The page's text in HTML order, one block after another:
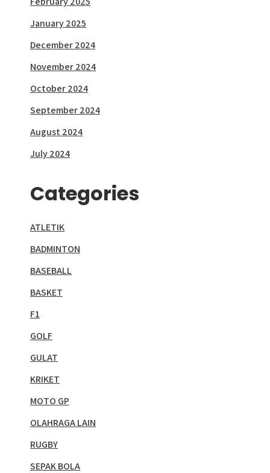
January 2025
December 2024
November 2024
October 2024
September 2024
August 2024
July 2024
Categories
ATLETIK
BADMINTON
BASEBALL
BASKET
F1
GOLF
GULAT
KRIKET
MOTO GP
OLAHRAGA LAIN
RUGBY
SEPAK BOLA